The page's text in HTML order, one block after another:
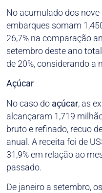
No acumulado dos
embarques somam
26,7% na comparação
setembro deste ano
de 20%, considerando
Açúcar
No caso do açúcar, as
alcançaram 1,719
bruto e refinado, recuo
anual. A receita foi de
31,9% em relação ao
passado.
De janeiro a setembro,